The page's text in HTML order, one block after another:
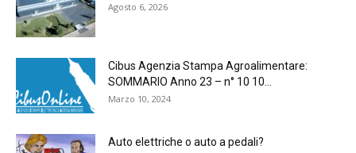
Agosto 6, 2026
Cibus Agenzia Stampa Agroalimentare:
SOMMARIO Anno 23 – n° 10 10...
Marzo 10, 2024
Auto elettriche o auto a pedali?